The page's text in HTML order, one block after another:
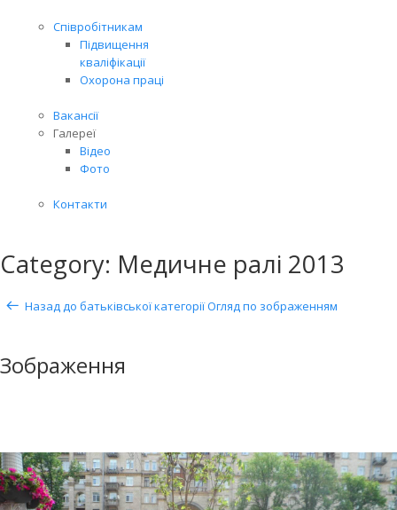
Співробітникам
Підвищення
кваліфікації
Охорона праці
Вакансії
Галереї
Відео
Фото
Контакти
Category: Медичне ралі 2013
Назад до батьківської категоріїОгляд по зображенням
Зображення